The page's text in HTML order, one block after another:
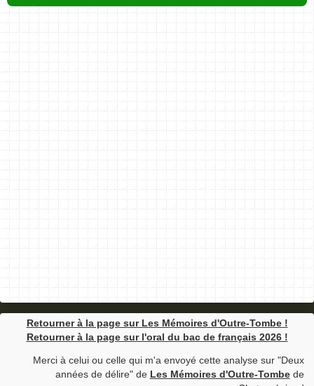
Retourner à la page sur Les Mémoires d'Outre-Tombe !
Retourner à la page sur l'oral du bac de français 2026 !
Merci à celui ou celle qui m'a envoyé cette analyse sur "Deux
années de délire" de Les Mémoires d'Outre-Tombede